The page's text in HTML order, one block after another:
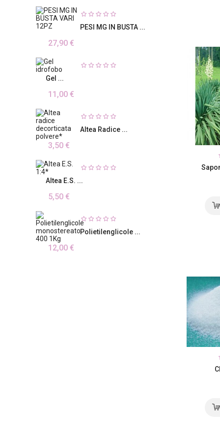
PESI MG IN BUSTA ...
27,90 €
Gel ...
11,00 €
Altea Radice ...
3,50 €
Altea E.S. ...
5,50 €
Polietilenglicole ...
12,00 €